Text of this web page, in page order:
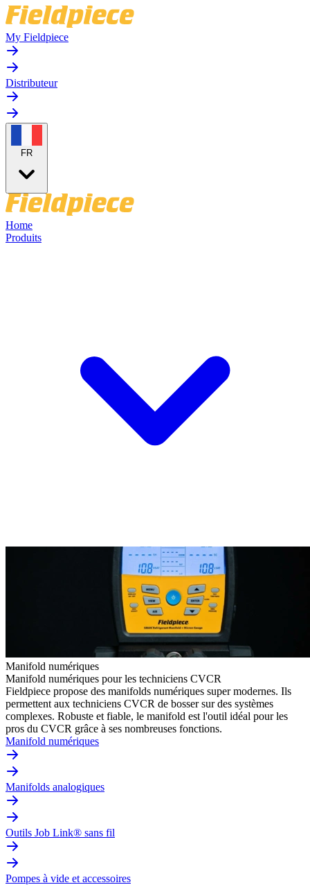
My Fieldpiece
Distributeur
FR
Home
Produits
Manifold numériques
Manifold numériques pour les techniciens CVCR
Fieldpiece propose des manifolds numériques super modernes. Ils
permettent aux techniciens CVCR de bosser sur des systèmes
complexes. Robuste et fiable, le manifold est l'outil idéal pour les
pros du CVCR grâce à ses nombreuses fonctions.
Manifold numériques
Manifolds analogiques
Outils Job Link® sans fil
Pompes à vide et accessoires